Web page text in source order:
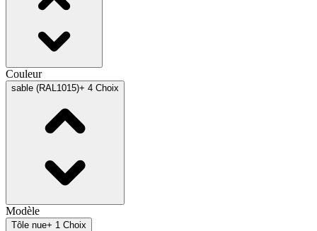
Couleur
sable (RAL1015)+ 4 Choix
Modèle
Tôle nue+ 1 Choix